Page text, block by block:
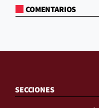
COMENTARIOS
SECCIONES